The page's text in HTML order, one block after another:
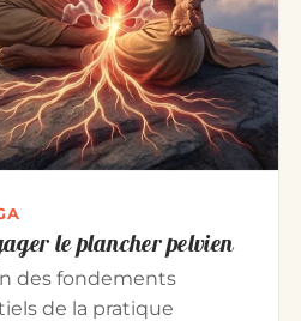
le plancher pelvien
des fondements
de la pratique